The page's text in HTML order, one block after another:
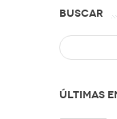
BUSCAR
ÚLTIMAS